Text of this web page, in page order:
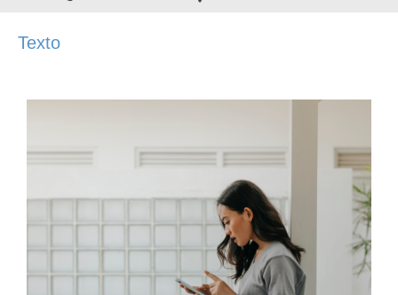
Texto